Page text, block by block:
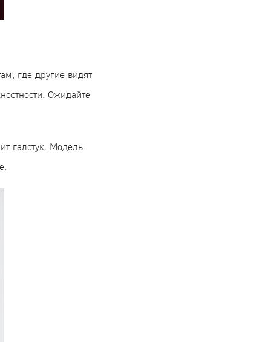
где другие видят
Ожидайте
галстук. Модель